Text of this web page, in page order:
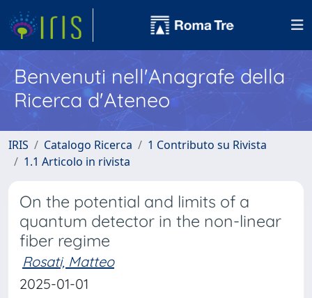
Benvenuti nell'Anagrafe della
Ricerca d'Ateneo
IRIS Catalogo Ricerca
1 Contributo su Rivista
1.1 Articolo in rivista
On the potential and limits of a
quantum detector in the non-linear
fiber regime
Rosati, Matteo
2025-01-01